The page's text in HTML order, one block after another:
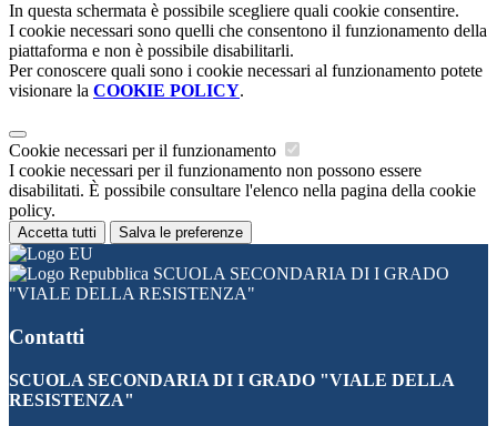
In questa schermata è possibile scegliere quali cookie consentire.
I cookie necessari sono quelli che consentono il funzionamento della
piattaforma e non è possibile disabilitarli.
Per conoscere quali sono i cookie necessari al funzionamento potete
visionare la COOKIE POLICY.
Cookie necessari per il funzionamento
I cookie necessari per il funzionamento non possono essere
disabilitati. È possibile consultare l'elenco nella pagina della cookie
policy.
Accetta tutti Salva le preferenze
SCUOLA SECONDARIA DI I GRADO
"VIALE DELLA RESISTENZA"
Contatti
SCUOLA SECONDARIA DI I GRADO "VIALE DELLA
RESISTENZA"